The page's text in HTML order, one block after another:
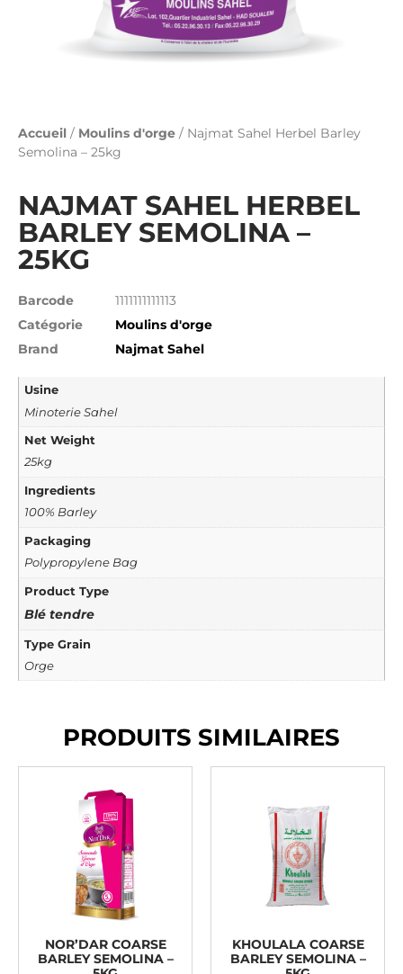
Accueil / Moulins d'orge / Najmat Sahel Herbel Barley
Semolina – 25kg
NAJMAT SAHEL HERBEL
BARLEY SEMOLINA –
25KG
Barcode
1111111111113
Catégorie
Moulins d'orge
Brand
Najmat Sahel
Usine
Minoterie Sahel
Net Weight
25kg
Ingredients
100% Barley
Packaging
Polypropylene Bag
Product Type
Blé tendre
Type Grain
Orge
PRODUITS SIMILAIRES
NOR’DAR COARSE
BARLEY SEMOLINA –
KHOULALA COARSE
BARLEY SEMOLINA –